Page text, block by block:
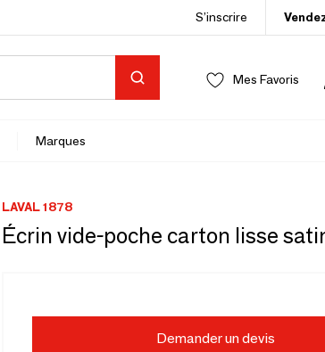
S’inscrire
Mes Favoris
Marques
LAVAL 1878
Écrin vide-poche carton lisse
Demander un devis